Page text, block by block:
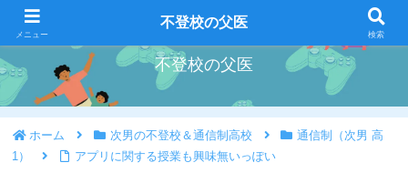
好きな事を好きな時にやろう
不登校の父医
ホーム 次男の不登校＆通信制高校
通信制（次男 高
1）
アプリに関する授業も興味無いっぽい
メニュー
不登校の父医
検索